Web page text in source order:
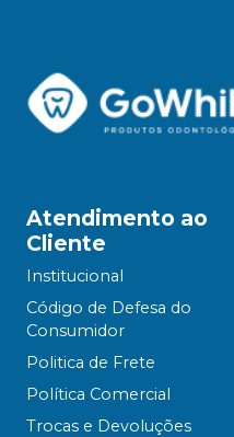
Atendimento ao
Cliente
Institucional
Código de Defesa do
Consumidor
Politica de Frete
Política Comercial
Trocas e Devoluções